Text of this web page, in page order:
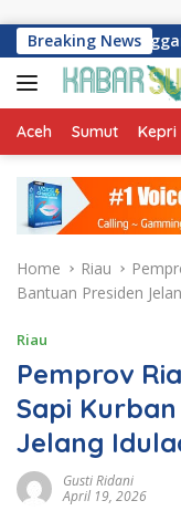
Breaking News
Palinggam, Diikuti
Aceh Sumut Kepri
Home Riau
Bantuan Presiden
Riau
Pemprov
Sapi
Jelang
Gusti Ridani
April 19, 2026